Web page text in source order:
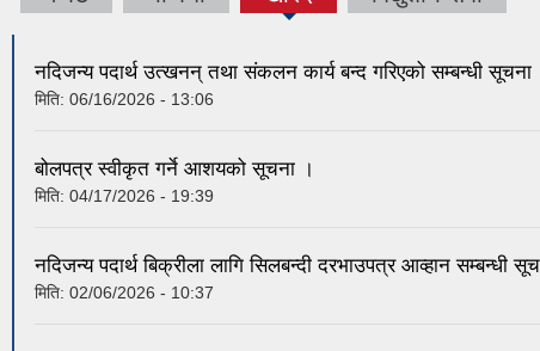
नदिजन्य पदार्थ उत्खनन् तथा संकलन कार्य बन्द गरिएको सम्बन्धी सूचना
मिति: 06/16/2026 - 13:06
बोलपत्र स्वीकृत गर्ने आशयको सूचना ।
मिति: 04/17/2026 - 19:39
नदिजन्य पदार्थ बिक्रीला लागि सिलबन्दी दरभाउपत्र आव्हान सम्बन्धी
मिति: 02/06/2026 - 10:37